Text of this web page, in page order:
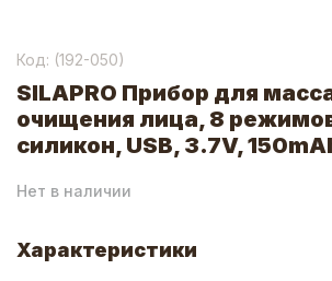
Код: (192-050)
SILAPRO Прибор для
очищения лица, 8
силикон, USB, 3.7V,
Нет в наличии
Характеристики